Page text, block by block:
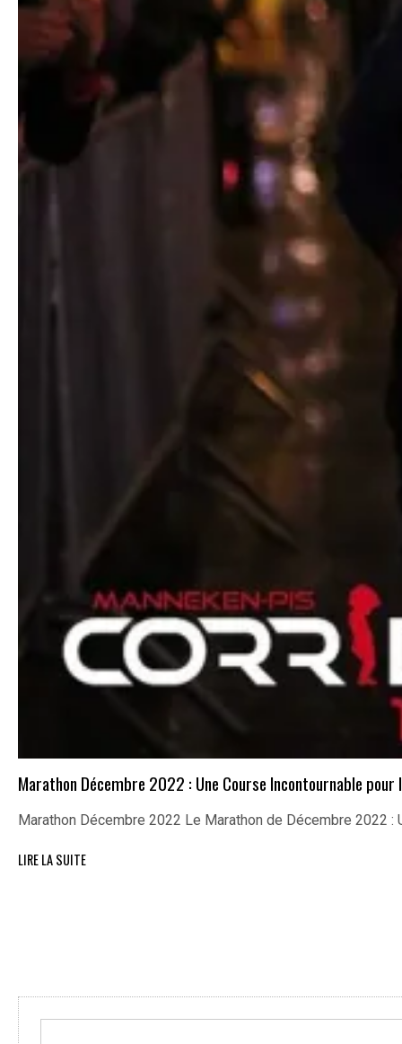
Marathon Décembre 2022 : Une Course Incontournable pour
Marathon Décembre 2022 Le Marathon de Décembre 2022
LIRE LA SUITE